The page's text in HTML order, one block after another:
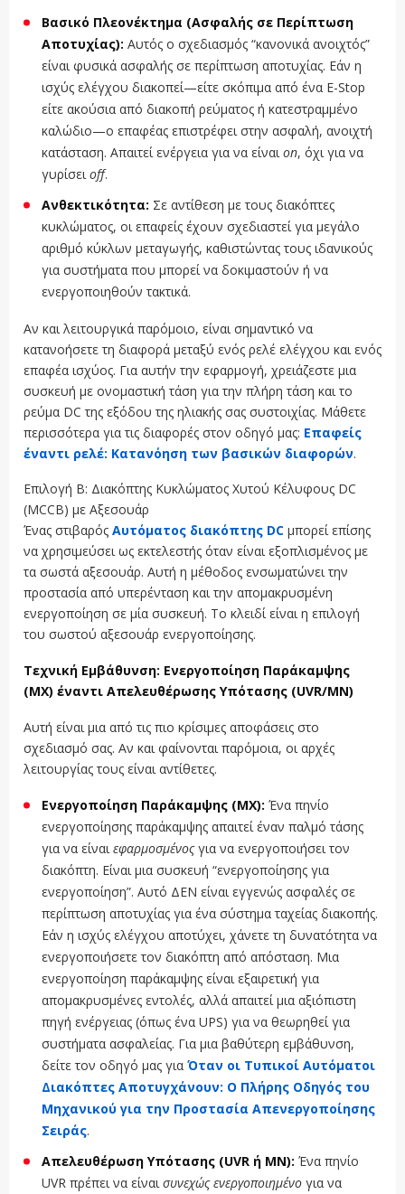
Βασικό Πλεονέκτημα (Ασφαλής σε Περίπτωση
Αποτυχίας): Αυτός ο σχεδιασμός “κανονικά ανοιχτός”
είναι φυσικά ασφαλής σε περίπτωση αποτυχίας. Εάν η
ισχύς ελέγχου διακοπεί—είτε σκόπιμα από ένα E-Stop
είτε ακούσια από διακοπή ρεύματος ή κατεστραμμένο
καλώδιο—ο επαφέας επιστρέφει στην ασφαλή, ανοιχτή
κατάσταση. Απαιτεί ενέργεια για να είναι on, όχι για να
γυρίσει off.
Ανθεκτικότητα: Σε αντίθεση με τους διακόπτες
κυκλώματος, οι επαφείς έχουν σχεδιαστεί για μεγάλο
αριθμό κύκλων μεταγωγής, καθιστώντας τους ιδανικούς
για συστήματα που μπορεί να δοκιμαστούν ή να
ενεργοποιηθούν τακτικά.
Αν και λειτουργικά παρόμοιο, είναι σημαντικό να
κατανοήσετε τη διαφορά μεταξύ ενός ρελέ ελέγχου και ενός
επαφέα ισχύος. Για αυτήν την εφαρμογή, χρειάζεστε μια
συσκευή με ονομαστική τάση για την πλήρη τάση και το
ρεύμα DC της εξόδου της ηλιακής σας συστοιχίας. Μάθετε
περισσότερα για τις διαφορές στον οδηγό μας: Επαφείς
έναντι ρελέ: Κατανόηση των βασικών διαφορών.
Επιλογή Β: Διακόπτης Κυκλώματος Χυτού Κέλυφους DC
(MCCB) με Αξεσουάρ
Ένας στιβαρός Αυτόματος διακόπτης DC μπορεί επίσης
να χρησιμεύσει ως εκτελεστής όταν είναι εξοπλισμένος με
τα σωστά αξεσουάρ. Αυτή η μέθοδος ενσωματώνει την
προστασία από υπερένταση και την απομακρυσμένη
ενεργοποίηση σε μία συσκευή. Το κλειδί είναι η επιλογή
του σωστού αξεσουάρ ενεργοποίησης.
Τεχνική Εμβάθυνση: Ενεργοποίηση Παράκαμψης
(MX) έναντι Απελευθέρωσης Υπότασης (UVR/MN)
Αυτή είναι μια από τις πιο κρίσιμες αποφάσεις στο
σχεδιασμό σας. Αν και φαίνονται παρόμοια, οι αρχές
λειτουργίας τους είναι αντίθετες.
Ενεργοποίηση Παράκαμψης (MX): Ένα πηνίο
ενεργοποίησης παράκαμψης απαιτεί έναν παλμό τάσης
για να είναι εφαρμοσμένοςγια να ενεργοποιήσει τον
διακόπτη. Είναι μια συσκευή “ενεργοποίησης για
ενεργοποίηση”. Αυτό ΔΕΝ είναι εγγενώς ασφαλές σε
περίπτωση αποτυχίας για ένα σύστημα ταχείας διακοπής.
Εάν η ισχύς ελέγχου αποτύχει, χάνετε τη δυνατότητα να
ενεργοποιήσετε τον διακόπτη από απόσταση. Μια
ενεργοποίηση παράκαμψης είναι εξαιρετική για
απομακρυσμένες εντολές, αλλά απαιτεί μια αξιόπιστη
πηγή ενέργειας (όπως ένα UPS) για να θεωρηθεί για
συστήματα ασφαλείας. Για μια βαθύτερη εμβάθυνση,
δείτε τον οδηγό μας για Όταν οι Τυπικοί Αυτόματοι
Διακόπτες Αποτυγχάνουν: Ο Πλήρης Οδηγός του
Μηχανικού για την Προστασία Απενεργοποίησης
Σειράς.
Απελευθέρωση Υπότασης (UVR ή MN): Ένα πηνίο
UVR πρέπει να είναι συνεχώς ενεργοποιημένο για να